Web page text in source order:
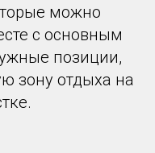
можно
с основным
позиции,
зону отдыха на